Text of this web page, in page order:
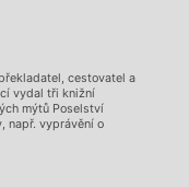
cestovatel a
vydal tři knižní
mýtů Poselství
např. vyprávění o